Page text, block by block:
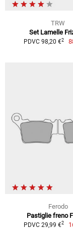
TRW
Set Lamelle
PDVC 98,20 €2
Ferodo
Pastiglie freno
PDVC 29,99 €2